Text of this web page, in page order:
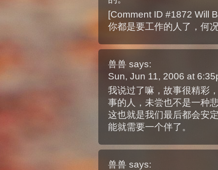
[Comment ID #1872 Will
你都是要工作的人了，何
兽兽 says:
Sun, Jun 11, 2006 at
我说过了嘛，故事很精彩
事的人，未尝也不是一种
这也就是我们最后都会安
能就需要一个伴了。
兽兽 says: